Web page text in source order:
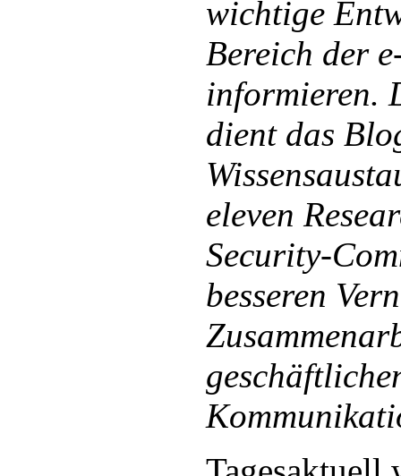
wichtige
Bereich der
informieren.
dient das
eleven
Security-
besseren